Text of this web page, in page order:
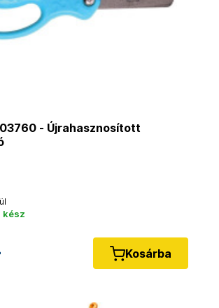
- Újrahasznosított
kész
Kosárba